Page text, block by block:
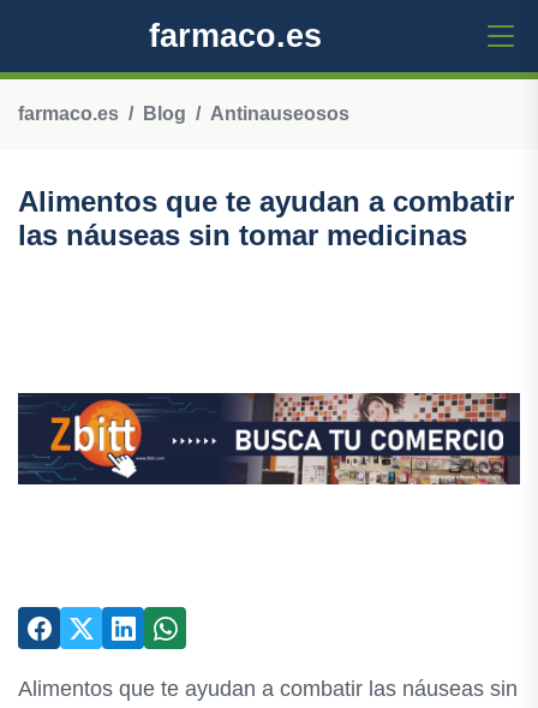
farmaco.es
farmaco.es Blog Antinauseosos
Alimentos que te ayudan a combatir
las náuseas sin tomar medicinas
Alimentos que te ayudan a combatir las náuseas sin